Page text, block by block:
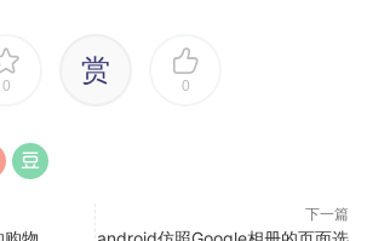
0 赏 0
下一篇